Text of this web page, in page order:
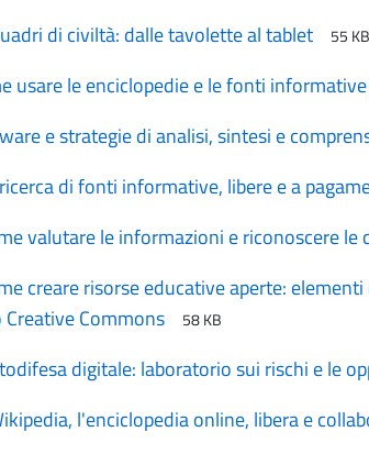
di civiltà: dalle tavolette al tablet 55 KB
usare le enciclopedie e le fonti
e strategie di analisi, sintesi e
di fonti informative, libere e a
valutare le informazioni e riconoscere
creare risorse educative aperte:
Commons
58 KB
digitale: laboratorio sui rischi e le
l'enciclopedia online, libera e